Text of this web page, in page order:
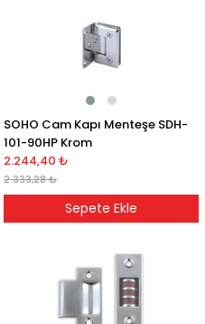
SOHO Cam Kapı Menteşe SDH-
101-90HP Krom
2.244,40 ₺
2.333,28 ₺
Sepete Ekle